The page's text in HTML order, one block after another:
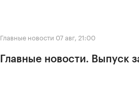
Главные новости 07 авг, 21:00
Главные новости. Выпуск